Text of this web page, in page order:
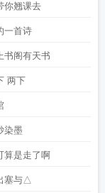
么境界神符收集者实力展
林公园
福德正神符
中的位置
路财神符
阁符神传说
你翘课去
一首诗
书阁有天书
第十四章 一下 两下
染墨
算是走了啊
塞与△